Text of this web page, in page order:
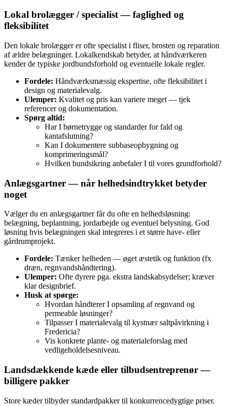
Lokal brolægger / specialist — faglighed og
fleksibilitet
Den lokale brolægger er ofte specialist i fliser, brosten og reparation
af ældre belægninger. Lokalkendskab betyder, at håndværkeren
kender de typiske jordbundsforhold og eventuelle lokale regler.
Fordele: Håndværksmæssig ekspertise, ofte fleksibilitet i
design og materialevalg.
Ulemper: Kvalitet og pris kan variere meget — tjek
referencer og dokumentation.
Spørg altid:
Har I børnetrygge og standarder for fald og
kantafslutning?
Kan I dokumentere subbaseopbygning og
komprimeringsmål?
Hvilken bundsikring anbefaler I til vores grundforhold?
Anlægsgartner — når helhedsindtrykket betyder
noget
Vælger du en anlægsgartner får du ofte en helhedsløsning:
belægning, beplantning, jordarbejde og eventuel belysning. God
løsning hvis belægningen skal integreres i et større have- eller
gårdrumprojekt.
Fordele: Tænker helheden — øget æstetik og funktion (fx
dræn, regnvandshåndtering).
Ulemper: Ofte dyrere pga. ekstra landskabsydelser; kræver
klar designbrief.
Husk at spørge:
Hvordan håndterer I opsamling af regnvand og
permeable løsninger?
Tilpasser I materialevalg til kystnær saltpåvirkning i
Fredericia?
Vis konkrete plante‑ og materialeforslag med
vedligeholdelsesniveau.
Landsdækkende kæde eller tilbudsentreprenør —
billigere pakker
Store kæder tilbyder standardpakker til konkurrencedygtige priser.